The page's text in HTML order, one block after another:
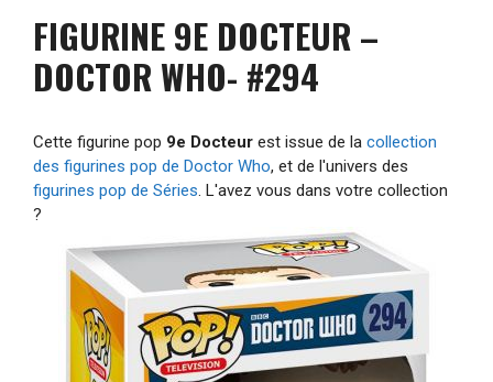
FIGURINE 9E DOCTEUR –
DOCTOR WHO- #294
Cette figurine pop 9e Docteur est issue de la collection
des figurines pop de Doctor Who, et de l'univers des
figurines pop de Séries. L'avez vous dans votre collection
?